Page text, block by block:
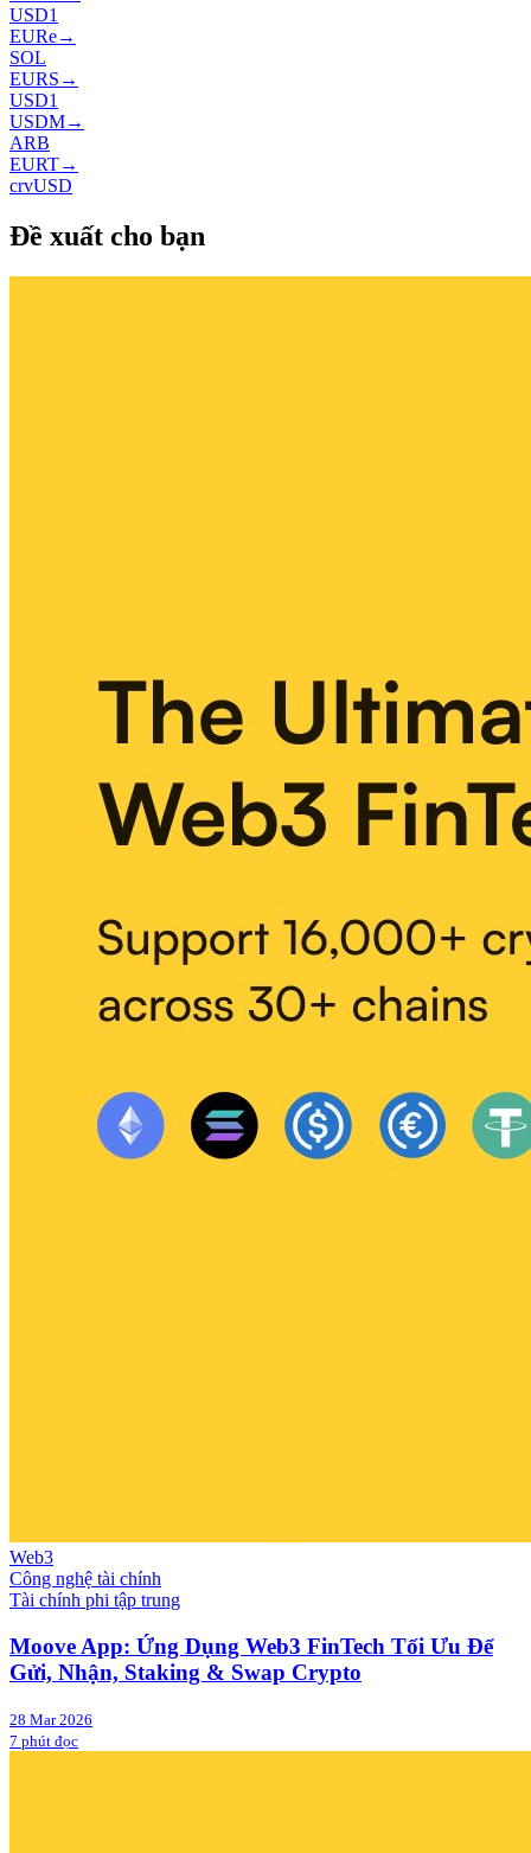
USD1
EURe→
SOL
EURS →
USD1
USDM→
ARB
EURT→
crvUSD
Đề xuất cho bạn
Web3
Công nghệ tài chính
Tài chính phi tập trung
Moove App: Ứng Dụng Web3 FinTech Tối Ưu Để
Gửi, Nhận, Staking & Swap Crypto
28 Mar 2026
7 phút đọc